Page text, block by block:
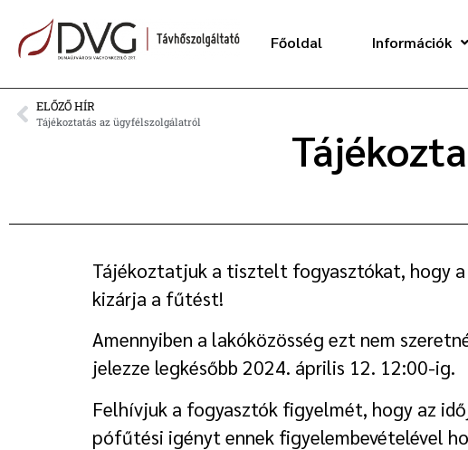
Főoldal Információk
ELŐZŐ HÍR
Tájékoztatás az ügyfélszolgálatról
Tájékoztatjuk a tisztelt fogyasztókat, hogy
kizárja a fűtést!
Amennyiben a lakóközösség ezt nem
jelezze legkésőbb 2024. április 12. 12:00-ig.
Felhívjuk a fogyasztók figyelmét, hogy az
pófűtési igényt ennek figyelembevételével